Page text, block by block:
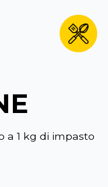
a 1 kg di impasto